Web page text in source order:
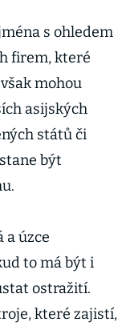
s ohledem
firem, které
mohou
asijských
států či
být
a úzce
to má být i
ostražití.
které zajistí,